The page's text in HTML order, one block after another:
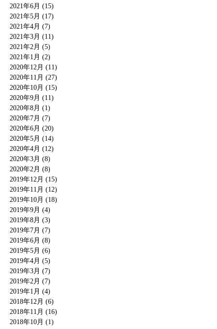
2021年6月 (15)
2021年5月 (17)
2021年4月 (7)
2021年3月 (11)
2021年2月 (5)
2021年1月 (2)
2020年12月 (11)
2020年11月 (27)
2020年10月 (15)
2020年9月 (11)
2020年8月 (1)
2020年7月 (7)
2020年6月 (20)
2020年5月 (14)
2020年4月 (12)
2020年3月 (8)
2020年2月 (8)
2019年12月 (15)
2019年11月 (12)
2019年10月 (18)
2019年9月 (4)
2019年8月 (3)
2019年7月 (7)
2019年6月 (8)
2019年5月 (6)
2019年4月 (5)
2019年3月 (7)
2019年2月 (7)
2019年1月 (4)
2018年12月 (6)
2018年11月 (16)
2018年10月 (1)